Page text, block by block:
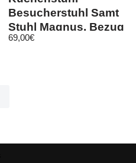
Besucherstuhl Samt
Stuhl Magnus, Bezug
blau
69,00€